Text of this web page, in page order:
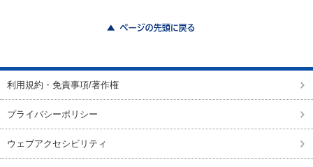
利用規約・免責事項/著作権
プライバシーポリシー
ウェブアクセシビリティ